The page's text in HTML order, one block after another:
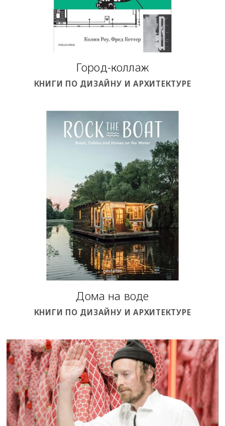
Город-коллаж
КНИГИ ПО ДИЗАЙНУ И АРХИТЕКТУРЕ
Дома на воде
КНИГИ ПО ДИЗАЙНУ И АРХИТЕКТУРЕ